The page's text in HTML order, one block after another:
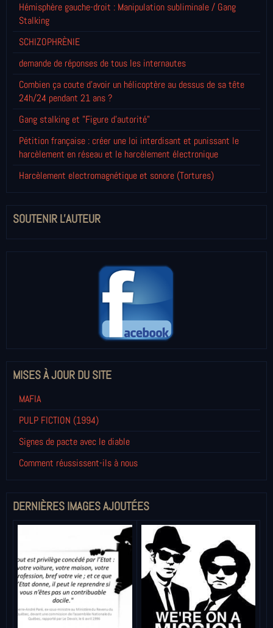
Hémisphère gauche-droit : Manipulation subliminale / Gang
Stalking
SCHIZOPHRÈNIE
demande de réponses de tous les internautes
Combien ça coute d'avoir un hélicoptère au dessus de sa tête
24h/24 pendant 21 ans ?
Gang stalking et "Figure d'autorité"
Pétition française : créer une loi interdisant et punissant le
harcèlement en réseau et le harcèlement électronique
Harcèlement electromagnétique et sonore (Tortures)
SOUTENIR L'AUTEUR
MISES À JOUR DU SITE
MAFIA
PULP FICTION (1994)
Signes de pacte avec le diable
Comment réussissent-ils à nous
DERNIÈRES IMAGES AJOUTÉES